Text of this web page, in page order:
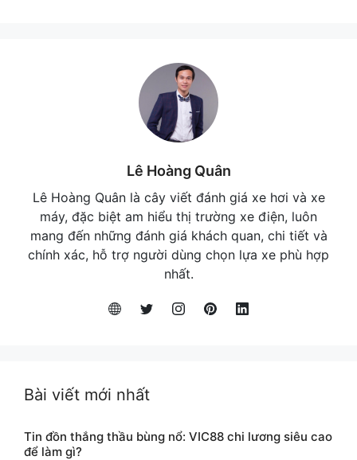
Lê Hoàng Quân
Lê Hoàng Quân là cây viết đánh giá xe hơi và xe
máy, đặc biệt am hiểu thị trường xe điện, luôn
mang đến những đánh giá khách quan, chi tiết và
chính xác, hỗ trợ người dùng chọn lựa xe phù hợp
nhất.
Bài viết mới nhất
Tin đồn thắng thầu bùng nổ: VIC88 chi lương siêu cao
để làm gì?